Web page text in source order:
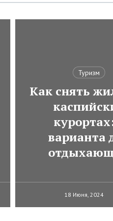
Туризм
Как снять
варианта
18 Июня, 2024